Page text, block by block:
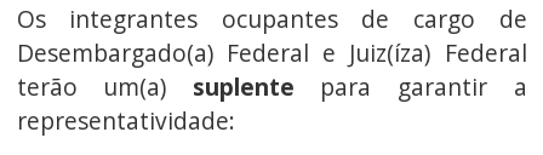
Os integrantes ocupantes de cargo de
Desembargado(a) Federal e Juiz(íza) Federal
terão um(a) suplente para garantir a
representatividade: